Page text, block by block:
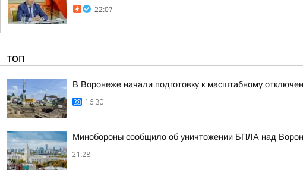
22:07
ТОП
В Воронеже начали подготовку к масштабному
16:30
Минобороны сообщило об уничтожении БПЛА над
21:28